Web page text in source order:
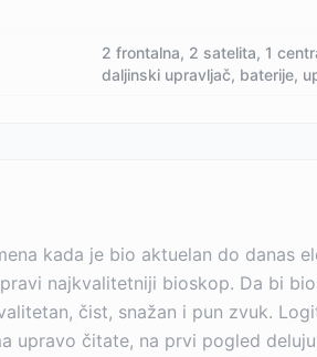
2 frontalna, 2 satelita, 1
daljinski upravljač, baterije,
kada je bio aktuelan do danas
najkvalitetniji bioskop. Da bi
čist, snažan i pun zvuk.
upravo čitate, na prvi pogled